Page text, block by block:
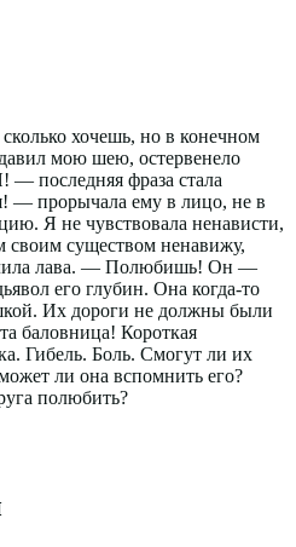
хочешь, но в конечном
мою шею, остервенело
последняя фраза стала
— прорычала ему в лицо, не в
Я не чувствовала ненависти,
существом ненавижу,
лава. — Полюбишь! Он —
его глубин. Она когда-то
Их дороги не должны были
баловница! Короткая
Гибель. Боль. Смогут ли их
ли она вспомнить его?
полюбить?